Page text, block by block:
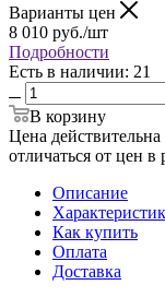
Варианты цен
8 010 руб./шт
Подробности
Есть в наличии: 21
В корзину
Цена
отличаться от цен
Описание
Как купить
Оплата
Доставка